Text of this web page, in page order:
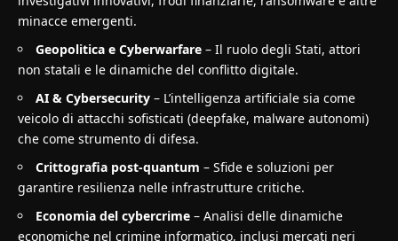
minacce emergenti.
Geopolitica e Cyberwarfare – Il ruolo degli Stati, attori
non statali e le dinamiche del conflitto digitale.
AI & Cybersecurity – L’intelligenza artificiale sia come
veicolo di attacchi sofisticati (deepfake, malware autonomi)
che come strumento di difesa.
Crittografia post-quantum – Sfide e soluzioni per
garantire resilienza nelle infrastrutture critiche.
Economia del cybercrime – Analisi delle dinamiche
economiche nel crimine informatico, inclusi mercati neri